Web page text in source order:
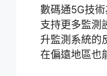
數碼通5G技
支持更多監測
升監測系統的
在偏遠地區也